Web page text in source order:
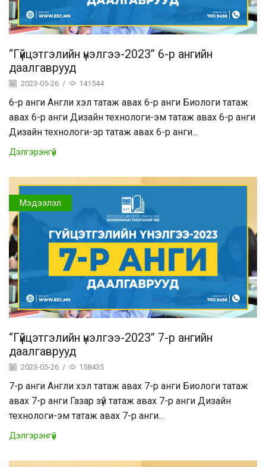
“Гүйцэтгэлийн үнэлгээ-2023” 6-р ангийн
даалгаврууд
2023-05-26 / 141544
6-р анги Англи хэл татаж авах 6-р анги Биологи татаж
авах 6-р анги Дизайн технологи-эм татаж авах 6-р анги
Дизайн технологи-эр татаж авах 6-р анги...
Дэлгэрэнгүй
Мэдээлэл
“Гүйцэтгэлийн үнэлгээ-2023” 7-р ангийн
даалгаврууд
2023-05-26 / 158435
7-р анги Англи хэл татаж авах 7-р анги Биологи татаж
авах 7-р анги Газар зүй татаж авах 7-р анги Дизайн
технологи-эм татаж авах 7-р анги...
Дэлгэрэнгүй